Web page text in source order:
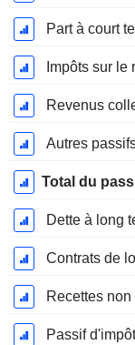
Part à court
Impôts sur le
Autres
Total du
Dette à long
Contrats de
Recettes
Passif